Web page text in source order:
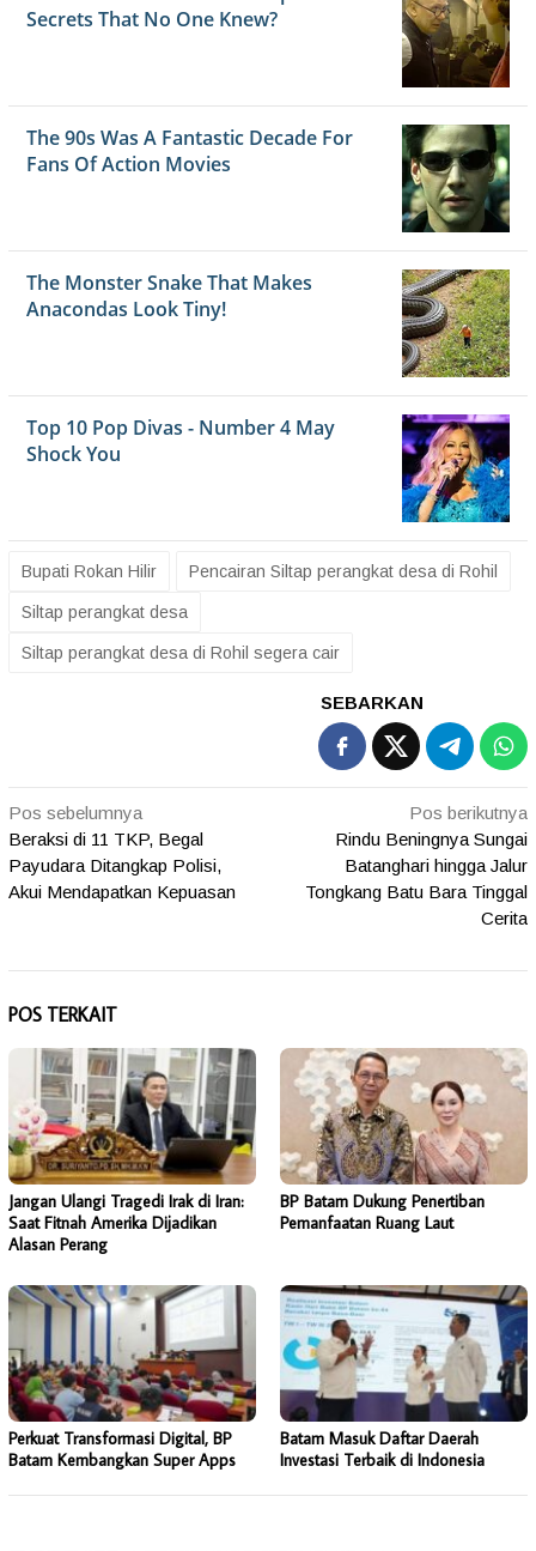
Bupati Rokan Hilir Pencairan Siltap perangkat desa di Rohil
Siltap perangkat desa
Siltap perangkat desa di Rohil segera cair
SEBARKAN
Navigasi
pos
Pos sebelumnya
Beraksi di 11 TKP, Begal
Payudara Ditangkap Polisi,
Akui Mendapatkan Kepuasan
Pos berikutnya
Rindu Beningnya Sungai
Batanghari hingga Jalur
Tongkang Batu Bara Tinggal
Cerita
POS TERKAIT
Jangan Ulangi Tragedi Irak di Iran:
Saat Fitnah Amerika Dijadikan
Alasan Perang
BP Batam Dukung Penertiban
Pemanfaatan Ruang Laut
Perkuat Transformasi Digital, BP
Batam Kembangkan Super Apps
Batam Masuk Daftar Daerah
Investasi Terbaik di Indonesia